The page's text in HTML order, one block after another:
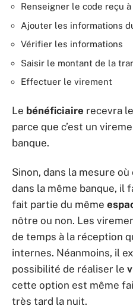
Renseigner le code reçu
Ajouter les informations
Vérifier les informations
Saisir le montant de la
Effectuer le virement
Le bénéficiaire recevra
parce que c’est un
banque.
Sinon, dans la mesure
dans la même banque, il
fait partie du même
nôtre ou non. Les
de temps à la réception
internes. Néanmoins, il
possibilité de réaliser le
cette option est même
très tard la nuit.